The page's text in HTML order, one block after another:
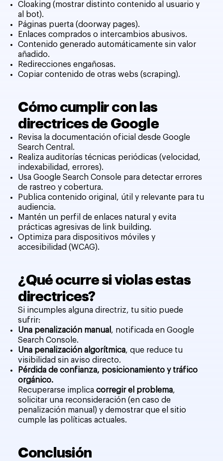
Cloaking (mostrar distinto contenido al usuario y
al bot).
Páginas puerta (doorway pages).
Enlaces comprados o intercambios abusivos.
Contenido generado automáticamente sin valor
añadido.
Redirecciones engañosas.
Copiar contenido de otras webs (scraping).
Cómo cumplir con las
directrices de Google
Revisa la documentación oficial desde Google
Search Central.
Realiza auditorías técnicas periódicas (velocidad,
indexabilidad, errores).
Usa Google Search Console para detectar errores
de rastreo y cobertura.
Publica contenido original, útil y relevante para tu
audiencia.
Mantén un perfil de enlaces natural y evita
prácticas agresivas de link building.
Optimiza para dispositivos móviles y
accesibilidad (WCAG).
¿Qué ocurre si violas estas
directrices?
Si incumples alguna directriz, tu sitio puede
sufrir:
Una penalización manual , notificada en Google
Search Console.
Una penalización algorítmica, que reduce tu
visibilidad sin aviso directo.
Pérdida de confianza, posicionamiento y tráfico
orgánico.
Recuperarse implicacorregir el problema,
solicitar una reconsideración (en caso de
penalización manual) y demostrar que el sitio
cumple las políticas actuales.
Conclusión